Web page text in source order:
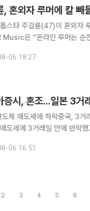
, 혼외자 루머에 칼
타 주걸륜(47)이 혼외자 루머에 법적 대응
은 “온라인 루머는 순
왕이 중국 시안에서 류 모
06 18:27
증시, 혼조...일본 3거
도체 매도세에 하락중국, 3거
도세에 3거래일 만에 반락했
포인트(0.24%) 상승한
06 16:51
2 3 4 5 6